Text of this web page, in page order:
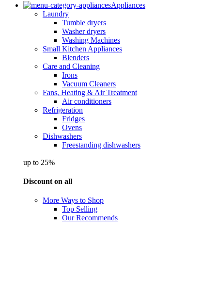
Appliances
Laundry
Tumble dryers
Washer dryers
Washing Machines
Small Kitchen Appliances
Blenders
Care and Cleaning
Irons
Vacuum Cleaners
Fans, Heating & Air Treatment
Air conditioners
Refrigeration
Fridges
Ovens
Dishwashers
Freestanding dishwashers
up to 25%
Discount on all
More Ways to Shop
Top Selling
Our Recommends